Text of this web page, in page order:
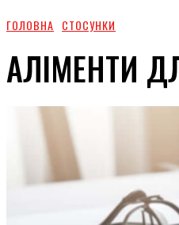
ГОЛОВНА СТОСУНКИ
АЛІМЕНТИ